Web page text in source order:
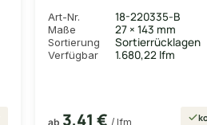
Art-Nr. 18-220335-B
Maße 27 × 143 mm
Sortierung Sortierrücklagen
Verfügbar 1.680,22 lfm
ab 3,41 € / lfm